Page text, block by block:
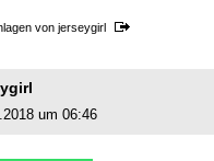
von jerseygirl
um 06:46